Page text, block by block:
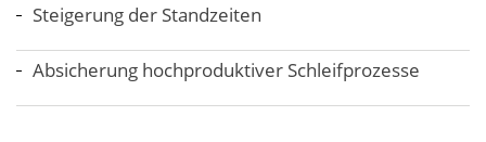
Steigerung der Standzeiten
Absicherung hochproduktiver Schleifprozesse